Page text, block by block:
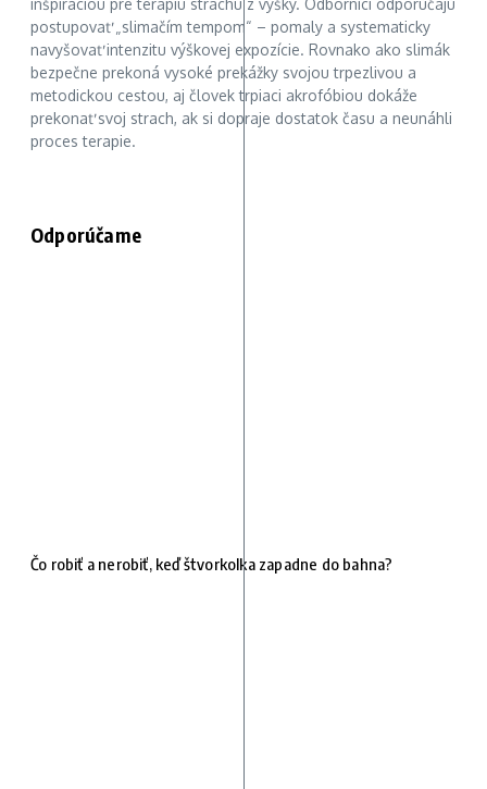
inšpiráciou pre terapiu strachu z výšky. Odborníci odporúčajú
postupovať „slimačím tempom“ – pomaly a systematicky
navyšovať intenzitu výškovej expozície. Rovnako ako slimák
bezpečne prekoná vysoké prekážky svojou trpezlivou a
metodickou cestou, aj človek trpiaci akrofóbiou dokáže
prekonať svoj strach, ak si dopraje dostatok času a neunáhli
proces terapie.
Odporúčame
Čo robiť a nerobiť, keď štvorkolka zapadne do bahna?